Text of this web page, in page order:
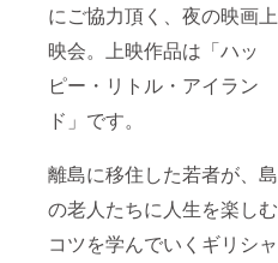
にご協力頂く、夜の映画上
映会。上映作品は「ハッ
ピー・リトル・アイラン
ド」です。
離島に移住した若者が、島
の老人たちに人生を楽しむ
コツを学んでいくギリシャ